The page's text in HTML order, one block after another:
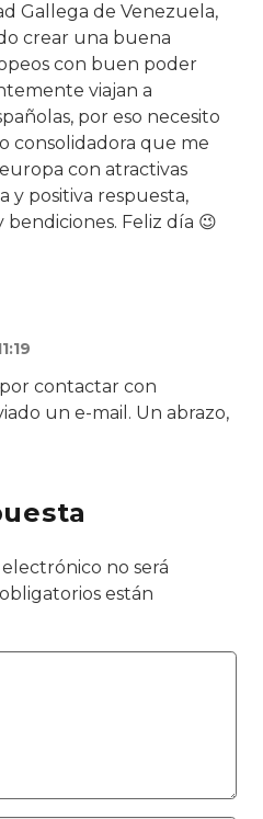
Gallega de Venezuela,
crear una buena
con buen poder
viajan a
por eso necesito
consolidadora que me
con atractivas
y positiva respuesta,
bendiciones. Feliz día 😉
por contactar con
un e-mail. Un abrazo,
no será
están